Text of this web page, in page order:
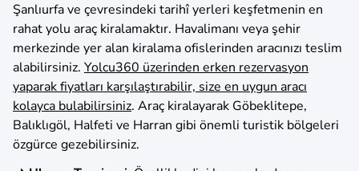
Şanlıurfa ve çevresindeki tarihî yerleri keşfetmenin en
rahat yolu araç kiralamaktır. Havalimanı veya şehir
merkezinde yer alan kiralama ofislerinden aracınızı teslim
alabilirsiniz. Yolcu360 üzerinden erken rezervasyon
yaparak fiyatları karşılaştırabilir, size en uygun aracı
kolayca bulabilirsiniz. Araç kiralayarak Göbeklitepe,
Balıklıgöl, Halfeti ve Harran gibi önemli turistik bölgeleri
özgürce gezebilirsiniz.